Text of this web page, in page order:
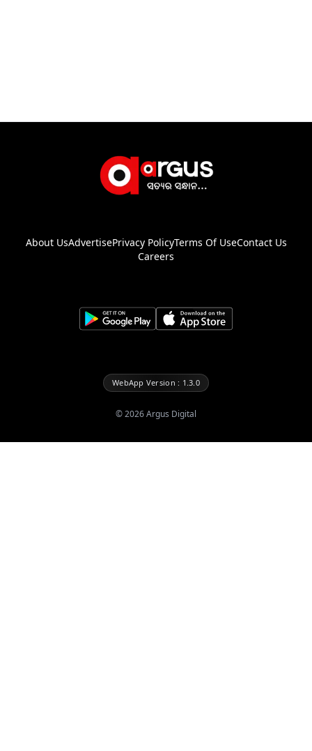
About UsAdvertisePrivacy PolicyTerms Of UseContact Us
Careers
WebApp Version : 1.3.0
©2026Argus Digital